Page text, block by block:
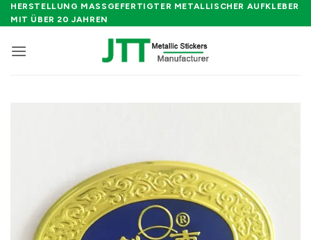
Zum
Inhalt
HERSTELLUNG MASSGEFERTIGTER METALLISCHER AUFKLEBER M
IT ÜBER 20 JAHREN